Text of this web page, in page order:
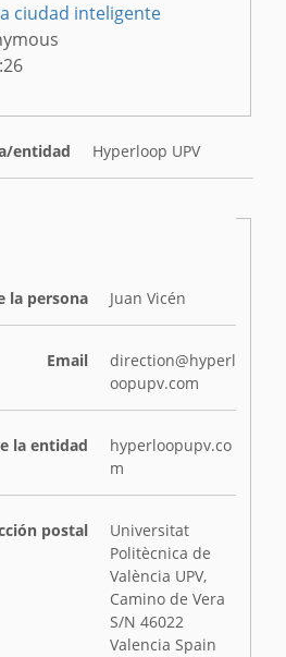
ciudad inteligente
entidad Hyperloop UPV
la persona Juan Vicén
Email
direction@hyperl
oopupv.com
la entidad
hyperloopupv.co
m
postal
Universitat
Politècnica de
València UPV,
Camino de Vera
S/N 46022
Valencia Spain